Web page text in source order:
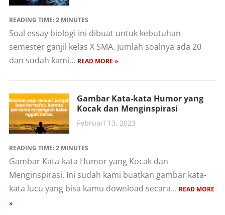
READING TIME:2 MINUTES
Soal essay biologi ini dibuat untuk kebutuhan
semester ganjil kelas X SMA. Jumlah soalnya ada 20
dan sudah kami... READ MORE »
Gambar Kata-kata Humor yang
Kocak dan Menginspirasi
Februari 13, 2023
READING TIME:2 MINUTES
Gambar Kata-kata Humor yang Kocak dan
Menginspirasi. Ini sudah kami buatkan gambar kata-
kata lucu yang bisa kamu download secara... READ MORE
»